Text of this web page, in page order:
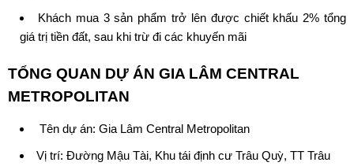
Khách mua 3 sản phẩm trở lên được chiết khấu 2% tổng
giá trị tiền đất, sau khi trừ đi các khuyến mãi
TỔNG QUAN DỰ ÁN GIA LÂM CENTRAL
METROPOLITAN
Tên dự án: Gia Lâm Central Metropolitan
Vị trí: Đường Mậu Tài, Khu tái định cư Trâu Quỳ, TT Trâu